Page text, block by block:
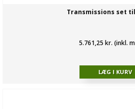
Transmissions set til
5.761,25 kr. (inkl.